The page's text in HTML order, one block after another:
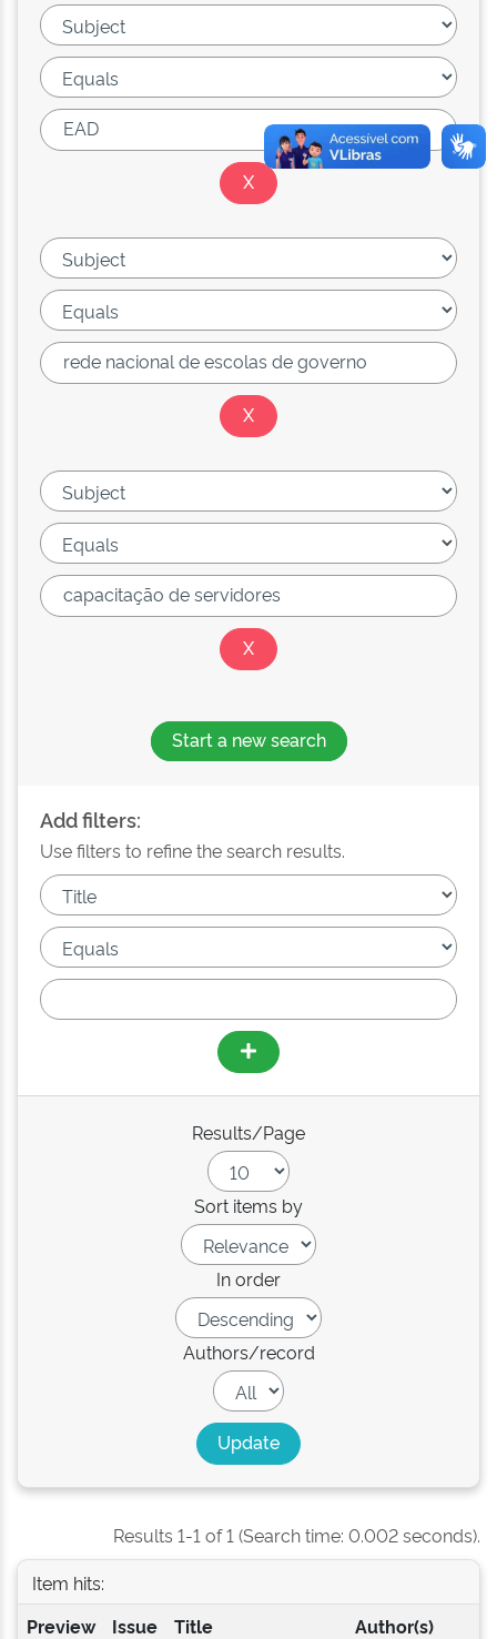
Start a new search
Add filters:
Use filters to refine the search results.
Results/Page
Sort items by
In order
Authors/record
Results 1-1 of 1 (Search time: 0.002 seconds).
Item hits:
Preview
Issue
Title Author(s)